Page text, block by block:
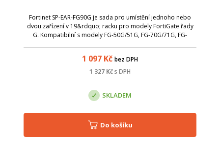
Fortinet SP-EAR-FG90G je sada pro umístění jednoho nebo
dvou zařízení v 19&rdquo; racku pro modely FortiGate řady
G. Kompatibilní s modely FG-50G/51G, FG-70G/71G, FG-
1 097 Kč bez DPH
1 327 Kčs DPH
SKLADEM
Do košíku